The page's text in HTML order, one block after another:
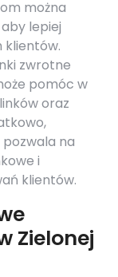
można
lepiej
klientów.
zwrotne
pomóc w
oraz
na
i
klientów.
Zielonej